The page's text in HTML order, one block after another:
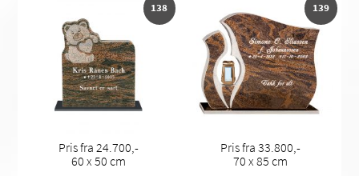
138
Pris fra 24.700,-
60 x 50 cm
139
Pris fra 33.800,-
70 x 85 cm